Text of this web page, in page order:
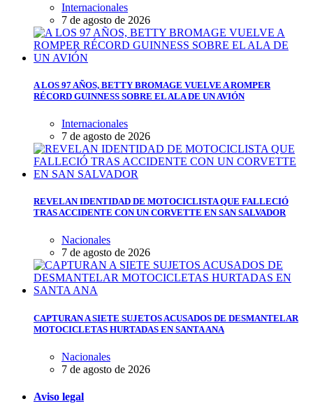
Internacionales
7 de agosto de 2026
A LOS 97 AÑOS, BETTY BROMAGE VUELVE A ROMPER
RÉCORD GUINNESS SOBRE EL ALA DE UN AVIÓN
Internacionales
7 de agosto de 2026
REVELAN IDENTIDAD DE MOTOCICLISTA QUE FALLECIÓ
TRAS ACCIDENTE CON UN CORVETTE EN SAN SALVADOR
Nacionales
7 de agosto de 2026
CAPTURAN A SIETE SUJETOS ACUSADOS DE DESMANTELAR
MOTOCICLETAS HURTADAS EN SANTA ANA
Nacionales
7 de agosto de 2026
Aviso legal